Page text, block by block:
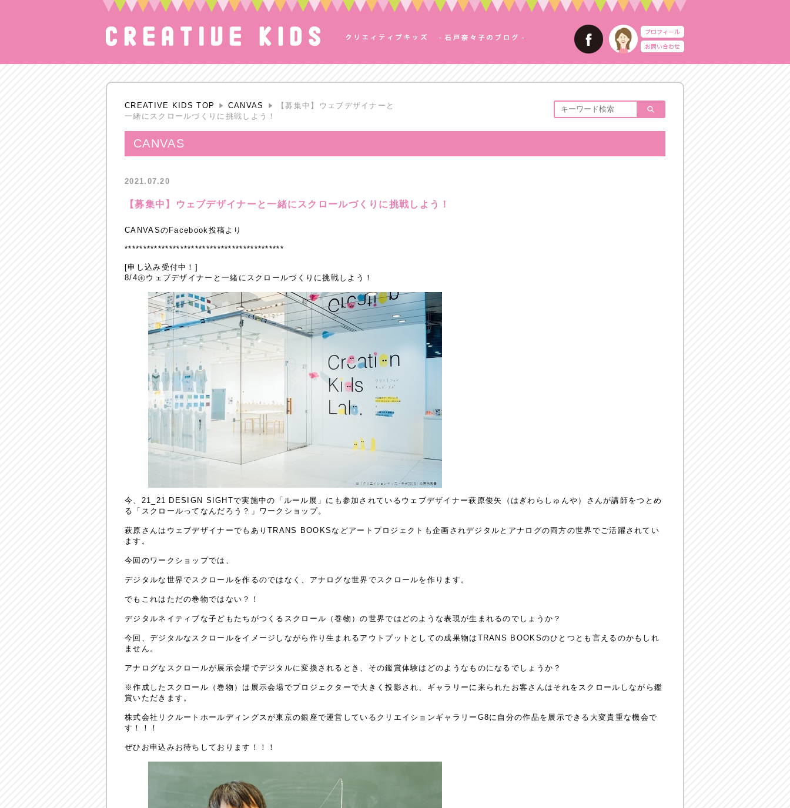
CREATIVE KIDS TOP CANVAS
【募集中】ウェブデザイナーと
一緒にスクロールづくりに挑戦しよう！
CANVAS
2021.07.20
【募集中】ウェブデザイナーと一緒にスクロールづくりに挑戦しよう！
CANVASのFacebook投稿より
*******************************************
[申し込み受付中！]
8/4㊌ウェブデザイナーと一緒にスクロールづくりに挑戦しよう！
今、21_21 DESIGN SIGHTで実施中の「ルール展」にも参加されているウェブデザイナー萩原俊矢（はぎわらしゅんや）さんが講師をつとめ
る「スクロールってなんだろう？」ワークショップ。
萩原さんはウェブデザイナーでもありTRANS BOOKSなどアートプロジェクトも企画されデジタルとアナログの両方の世界でご活躍されてい
ます。
今回のワークショップでは、
デジタルな世界でスクロールを作るのではなく、アナログな世界でスクロールを作ります。
でもこれはただの巻物ではない？！
デジタルネイティブな子どもたちがつくるスクロール（巻物）の世界ではどのような表現が生まれるのでしょうか？
今回、デジタルなスクロールをイメージしながら作り生まれるアウトプットとしての成果物はTRANS BOOKSのひとつとも言えるのかもしれ
ません。
アナログなスクロールが展示会場でデジタルに変換されるとき、その鑑賞体験はどのようなものになるでしょうか？
※作成したスクロール（巻物）は展示会場でプロジェクターで大きく投影され、ギャラリーに来られたお客さんはそれをスクロールしながら鑑
賞いただきます。
株式会社リクルートホールディングスが東京の銀座で運営しているクリエイションギャラリーG8に自分の作品を展示できる大変貴重な機会で
す！！！
ぜひお申込みお待ちしております！！！